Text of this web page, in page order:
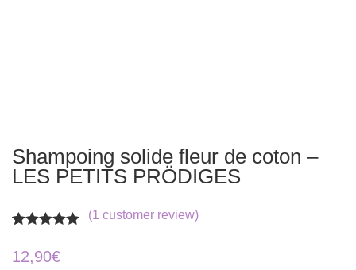
Shampoing solide fleur de coton –
LES PETITS PRÖDIGES
out of 5
based on
(1 customer review)
12,90€